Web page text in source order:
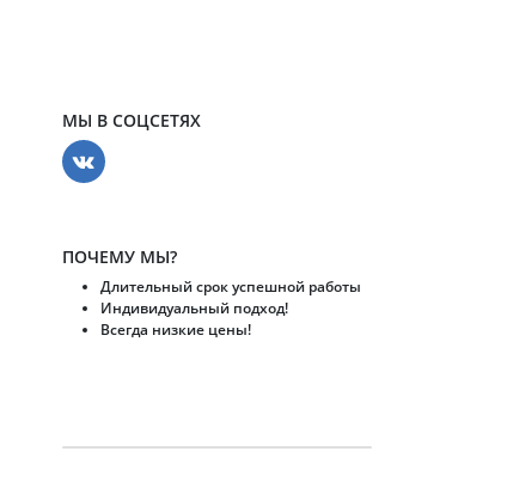
МЫ В СОЦСЕТЯХ
ПОЧЕМУ МЫ?
Длительный срок успешной работы
Индивидуальный подход!
Всегда низкие цены!